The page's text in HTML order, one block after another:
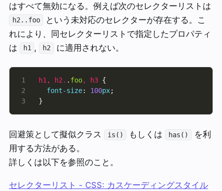
はすべて無効になる。例えば次のセレクターリストは
h2..foo
という未対応のセレクターが存在する。こ
れにより、同セレクターリストで指定したプロパティ
は
h1 , h2 に適用されない。
1
3
h1, h2. . foo, h3
font-size: 100px
}
回避策として擬似クラス is() もしくは has()
を利
用する方法がある。
詳しくは以下を参照のこと。
セレクターリスト - CSS: カスケーディングスタイル